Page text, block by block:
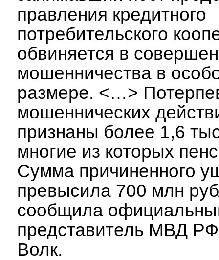
правления кредитного
потребительского
обвиняется в
мошенничества в
размере. <…>
мошеннических
признаны более 1,6
многие из которых
Сумма причиненного
превысила 700 млн
сообщила
представитель МВД
Волк.